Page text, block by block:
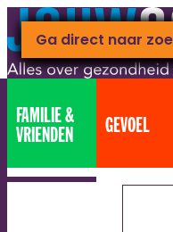
Ga naar
Ga direct naar
Ga direct naar
FAMILIE &
VRIENDEN
GEVOEL